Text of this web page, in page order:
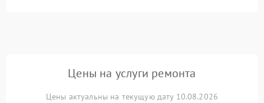
Цены на услуги ремонта
Цены актуальны на текущую дату 10.08.2026